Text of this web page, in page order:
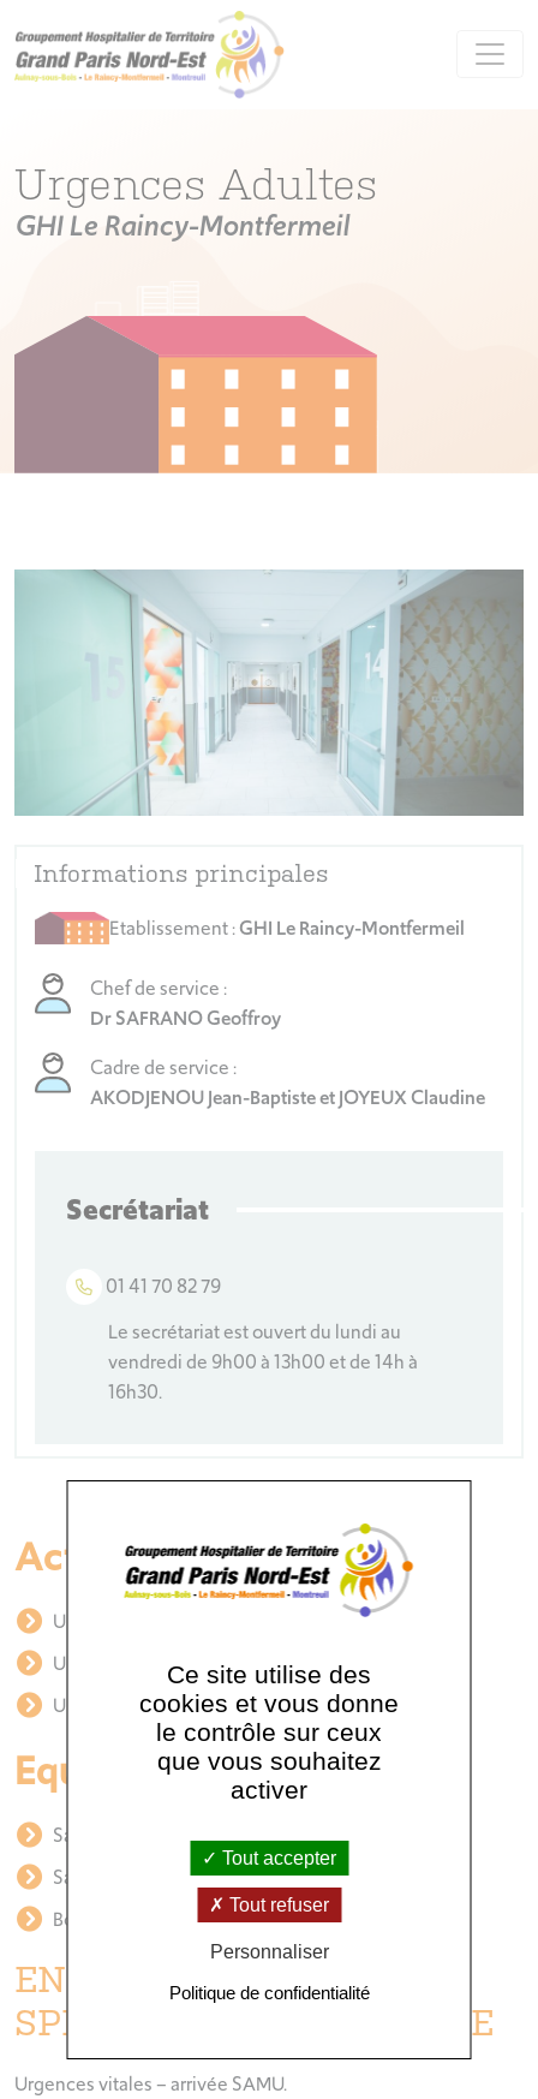
Urgences Adultes
GHI Le Raincy-Montfermeil
Informations principales
Etablissement :GHI Le Raincy-Montfermeil
Chef de service :
Dr SAFRANO Geoffroy
Cadre de service :
AKODJENOU Jean-Baptiste et JOYEUX Claudine
Secrétariat
01 41 70 82 79
Le secrétariat est ouvert du lundi au
vendredi de 9h00 à 13h00 et de 14h à
16h30.
Activités :
Urgences médico-chirurgicales
Urgences vitales
Urgences pédiatriques
Equipements :
Salle d’Accueil des Urgences Vitales – SAUV
Salle de radiologie
Box de consultation
EN SAVOIR PLUS, LES
SPÉCIFICITÉS DU SERVICE
Urgences vitales – arrivée SAMU.
Panneau de gestion des cookies
Ce site utilise des
cookies et vous donne
le contrôle sur ceux
que vous souhaitez
activer
Tout accepter
Tout refuser
Personnaliser
Politique de confidentialité